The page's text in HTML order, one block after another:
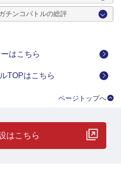
チンコバトルの総評
はこちら
TOPはこちら
ページトップへ
はこちら